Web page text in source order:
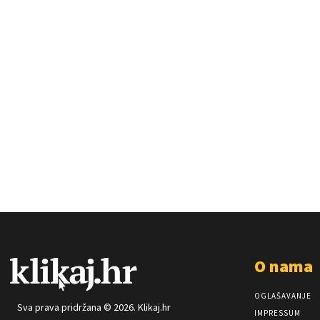
Sva prava pridržana © 2026. Klikaj.hr
O nama
OGLAŠAVANJE
IMPRESSUM